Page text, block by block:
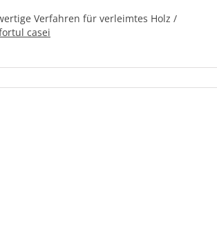
Verfahren für verleimtes Holz /
casei